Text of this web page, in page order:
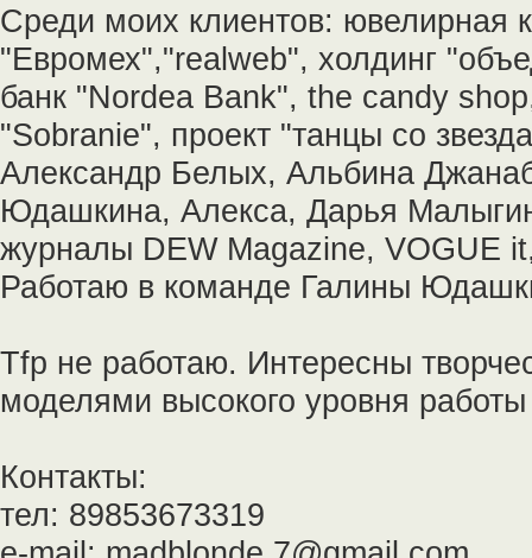
Среди моих клиентов: ювелирная
"Евромех","realweb", холдинг
банк "Nordea Bank", the candy
"Sobranie", проект "танцы со
Александр Белых, Альбина
Юдашкина, Алекса, Дарья
журналы DEW Magazine, VOGUE
Работаю в команде Галины
Tfp не работаю. Интересны
моделями высокого уровня работы
Контакты:
тел: 89853673319